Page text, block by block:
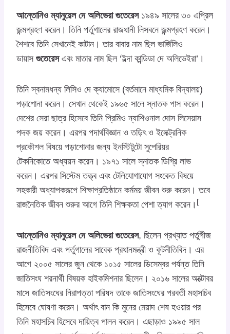
আন্তোনিও ম্যানুয়েল দে অলিভেরা গুতেরেস১৯৪৯ সালের ৩০ এপ্রিল
জন্মগ্রহণ করেন। তিনি পর্তুগালের রাজধানী লিসবনে জন্মগ্রহণ করেন।
শৈশবে তিনি সেখানেই কাটান। তার বাবার নাম ছিল ভার্জিলিও
ডায়াস গুতেরেসএবং মাতার নাম ছিল ‘ইল্দা কান্ডিডা দে অলিভেইরা’।
তিনি স্বনামধন্য লিসিও দে ক্যামোসে (বর্তমানে মাধ্যমিক বিদ্যালয়)
পড়াশোনা করেন। সেখান থেকেই ১৯৬৫ সালে স্নাতক পাস করেন।
দেশের সেরা ছাত্র হিসেবে তিনি প্রিমিও ন্যাশিওনাল দোস লিসেয়াস
পদক জয় করেন। এরপর পদার্থবিজ্ঞান ও তড়িৎ ও ইলেক্ট্রনিক
প্রকৌশল বিষয়ে পড়াশোনার জন্য ইনস্টিটুটো সুপেরিয়র
টেকনিকোতে অধ্যয়ন করেন। ১৯৭১ সালে স্নাতক ডিগ্রি লাভ
করেন। এরপর সিস্টেম তত্ত্ব এবং টেলিযোগাযোগ সংকেত বিষয়ে
সহকারী অধ্যাপকরূপে শিক্ষাপ্রতিষ্ঠানে কর্মময় জীবন শুরু করেন। তবে
রাজনৈতিক জীবন শুরুর আগে তিনি শিক্ষকতা পেশা ত্যাগ করেন। [
আন্তোনিও ম্যানুয়েল দে অলিভেরা গুতেরেস, ছিলেন প্রখ্যাত পর্তুগীজ
রাজনীতিবিদ এবং পর্তুগালের সাবেক প্রধানমন্ত্রী ও কূটনীতিবিদ। এর
আগে ২০০৫ সালের জুন থেকে ১০১৫ সালের ডিসেম্বর পর্যন্ত তিনি
জাতিসংঘ শরনার্থী বিষয়ক হাইকমিশনার ছিলেন। ২০১৬ সালের অক্টোবর
মাসে জাতিসংঘের নিরাপত্তা পরিষদ তাকে জাতিসংঘের পরবর্তী মহাসচিব
হিসেবে ঘোষণা করেন। অর্থাৎ বান কি মুনের মেয়াদ শেষ হওয়ার পর
তিনি মহাসচিব হিসেবে দায়িত্ব পালন করেন। এছাড়াও ১৯৯৫ সাল